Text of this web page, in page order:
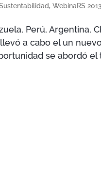
,WebinaRS 2013
Perú, Argentina,
a cabo el un
se abordó el